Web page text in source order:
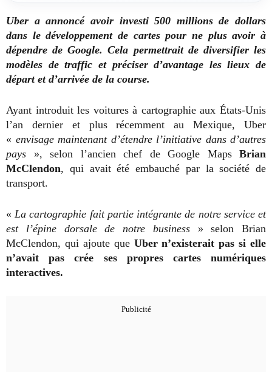
Uber a annoncé avoir investi 500 millions de dollars
dans le développement de cartes pour ne plus avoir à
dépendre de Google. Cela permettrait de diversifier les
modèles de traffic et préciser d’avantage les lieux de
départ et d’arrivée de la course.
Ayant introduit les voitures à cartographie aux États-Unis
l’an dernier et plus récemment au Mexique, Uber
« envisage maintenant d’étendre l’initiative dans d’autres
pays », selon l’ancien chef de Google Maps Brian
McClendon, qui avait été embauché par la société de
transport.
«La cartographie fait partie intégrante de notre service et
est l’épine dorsale de notre business» selon Brian
McClendon, qui ajoute que Uber n’existerait pas si elle
n’avait pas crée ses propres cartes numériques
interactives.